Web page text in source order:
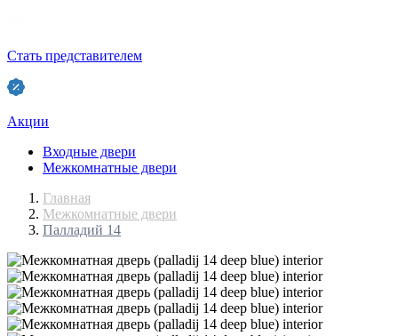
Стать представителем
Акции
Входные двери
Межкомнатные двери
Главная
Межкомнатные двери
Палладий 14